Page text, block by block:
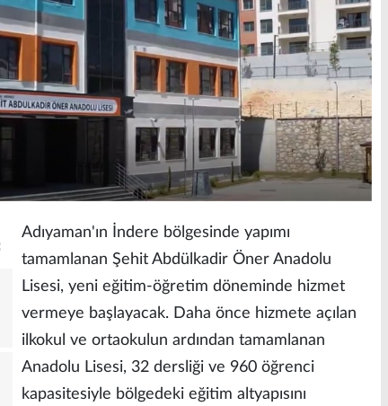
Adıyaman'ın İndere bölgesinde yapımı
tamamlanan Şehit Abdülkadir Öner Anadolu
Lisesi, yeni eğitim-öğretim döneminde hizmet
vermeye başlayacak. Daha önce hizmete açılan
ilkokul ve ortaokulun ardından tamamlanan
Anadolu Lisesi, 32 dersliği ve 960 öğrenci
kapasitesiyle bölgedeki eğitim altyapısını